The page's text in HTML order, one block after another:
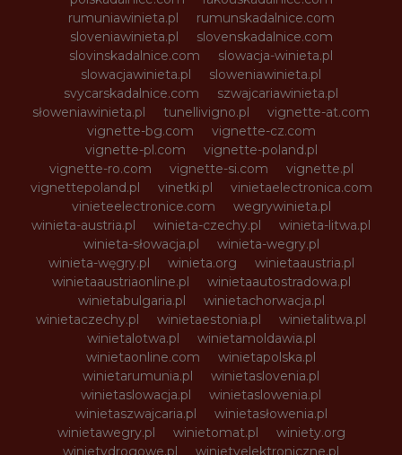
rumuniawinieta.pl
rumunskadalnice.com
sloveniawinieta.pl
slovenskadalnice.com
slovinskadalnice.com
slowacja-winieta.pl
slowacjawinieta.pl
sloweniawinieta.pl
svycarskadalnice.com
szwajcariawinieta.pl
słoweniawinieta.pl
tunellivigno.pl
vignette-at.com
vignette-bg.com
vignette-cz.com
vignette-pl.com
vignette-poland.pl
vignette-ro.com
vignette-si.com
vignette.pl
vignettepoland.pl
vinetki.pl
vinietaelectronica.com
vinieteelectronice.com
wegrywinieta.pl
winieta-austria.pl
winieta-czechy.pl
winieta-litwa.pl
winieta-słowacja.pl
winieta-wegry.pl
winieta-węgry.pl
winieta.org
winietaaustria.pl
winietaaustriaonline.pl
winietaautostradowa.pl
winietabulgaria.pl
winietachorwacja.pl
winietaczechy.pl
winietaestonia.pl
winietalitwa.pl
winietalotwa.pl
winietamoldawia.pl
winietaonline.com
winietapolska.pl
winietarumunia.pl
winietaslovenia.pl
winietaslowacja.pl
winietaslowenia.pl
winietaszwajcaria.pl
winietasłowenia.pl
winietawegry.pl
winietomat.pl
winiety.org
winietydrogowe.pl
winietyelektroniczne.pl